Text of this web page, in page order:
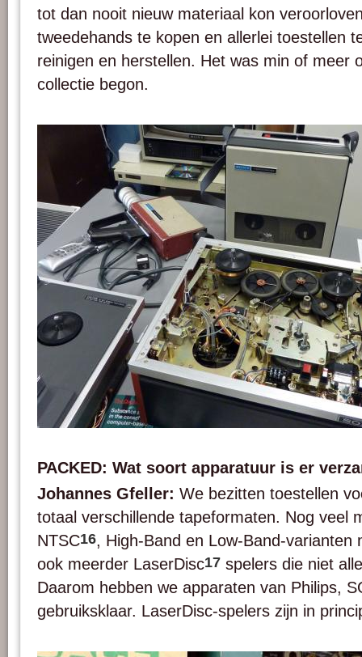
tot dan nooit nieuw materiaal kon
tweedehands te kopen en allerlei toestellen
reinigen en herstellen. Het was min of meer
collectie begon.
PACKED: Wat soort apparatuur is er
Johannes Gfeller: We bezitten toestellen
totaal verschillende tapeformaten. Nog veel
NTSC16, High-Band en Low-Band-
ook meerder LaserDisc17 spelers die niet
Daarom hebben we apparaten van Philips,
gebruiksklaar. LaserDisc-spelers zijn in